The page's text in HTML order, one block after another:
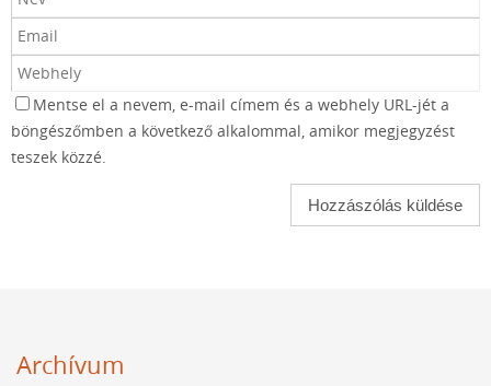
Mentse el a nevem, e-mail címem és a webhely URL-jét a
böngészőmben a következő alkalommal, amikor megjegyzést
teszek közzé.
Archívum